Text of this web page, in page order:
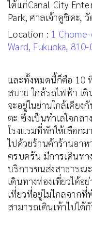
ได้แก่Canal City
Park, ศาลเจ้าคูชิดะ,
Location : 1
Ward, Fukuoka,
และทั้งหมดนี้ก็คือ 10
สบาย ใกล้รถไฟฟ้า เดิ
จะอยู่ในย่านใกล้เคีย
ตะ ซึ่งเป็นทำเลใจกลา
โรงแรมที่พักให้เลือก
ไปด้วยร้านค้าร้านอา
ครบครัน มีการเดินท
บริการขนส่งสาธารณ
เดินทางท่องเที่ยวได้อ
เที่ยวที่อยู่ไม่ไกลจาก
สามารถเดินเท้าไปได้